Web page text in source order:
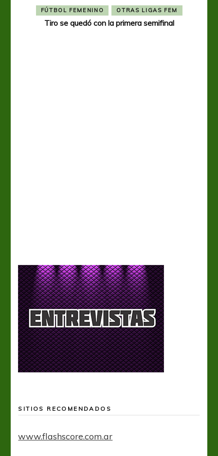
FÚTBOL FEMENINO OTRAS LIGAS FEM
Tiro se quedó con la primera semifinal
SITIOS RECOMENDADOS
www.flashscore.com.ar